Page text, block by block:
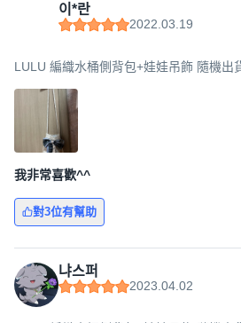
이*란
2022.03.19
LULU 編織水桶側背包+娃娃吊飾 隨機出
我非常喜歡^^
對3位有幫助
냐스퍼
2023.04.02